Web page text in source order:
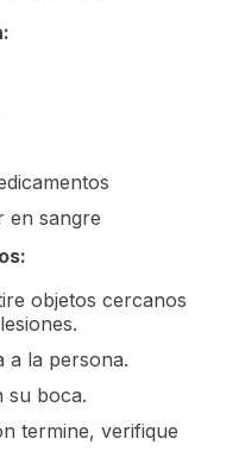
en sangre
objetos cercanos
a la persona.
su boca.
termine, verifique